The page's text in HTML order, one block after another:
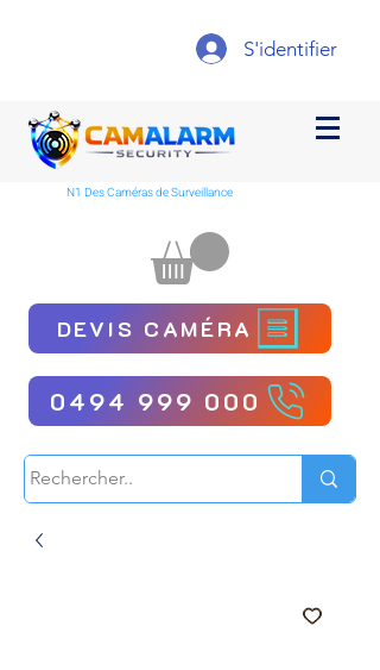
S'identifier
N1 Des Caméras de Surveillance
DEVIS CAMÉRA
0494 999 000